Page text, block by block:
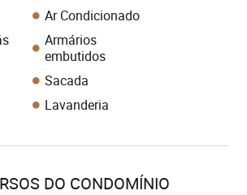
Ar Condicionado
Armários
embutidos
Sacada
Lavanderia
DO CONDOMÍNIO